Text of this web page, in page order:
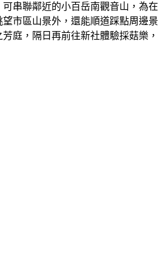
市區山景外，還能順道踩點周邊景
庭，隔日再前往新社體驗採菇樂，